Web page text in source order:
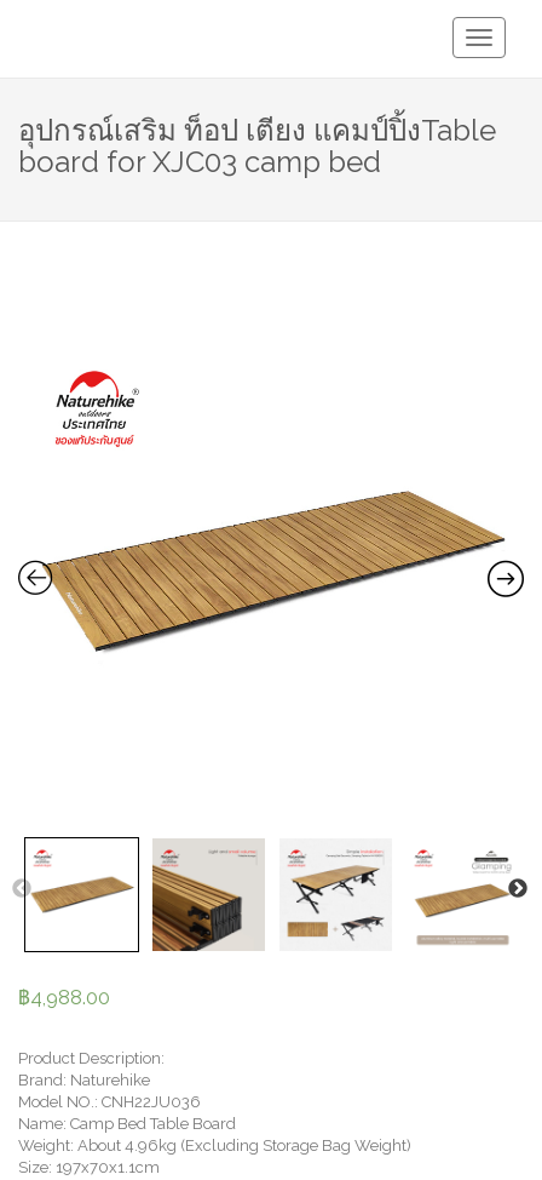
Toggle
อุปกรณ์เสริม ท็อป เตียง แคมป์ปิ้งTable
board for XJC03 camp bed
฿4,988.00
Product Description:
Brand: Naturehike
Model NO.: CNH22JU036
Name: Camp Bed Table Board
Weight: About 4.96kg (Excluding Storage Bag Weight)
Size: 197x70x1.1cm